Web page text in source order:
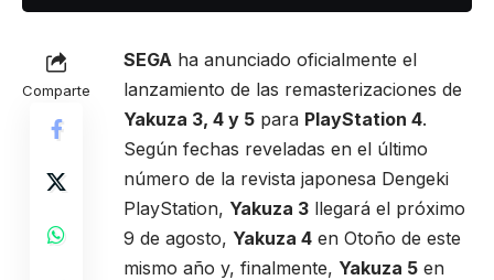
Comparte
SEGA ha anunciado oficialmente el
lanzamiento de las remasterizaciones de
Yakuza 3, 4 y 5 para PlayStation 4.
Según fechas reveladas en el último
número de la revista japonesa Dengeki
PlayStation, Yakuza 3 llegará el próximo
9 de agosto, Yakuza 4 en Otoño de este
mismo año y, finalmente, Yakuza 5 en